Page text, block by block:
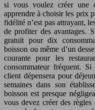
si vous voulez créer une
apprendre à choisir les prix
fidélité n’est pas attrayant,
de profiter des avantages.
gratuit pour dix
boisson ou même d’un
courante pour les
consommateur fréquent.
client dépensera pour
semaines dans son
boisson est presque
vous devez créer des